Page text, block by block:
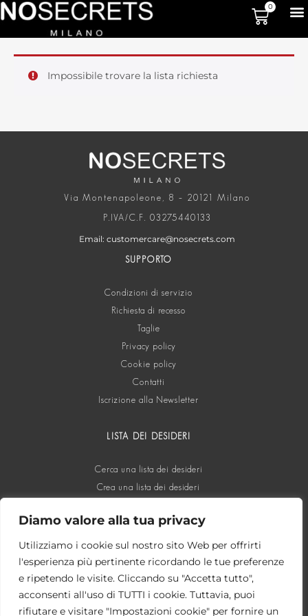
Diamo valore alla tua privacy
Utilizziamo i cookie sul nostro sito Web per offrirti
l'esperienza più pertinente ricordando le tue preferenze
e ripetendo le visite. Cliccando su "Accetta tutto",
acconsenti all'uso di TUTTI i cookie. Tuttavia, puoi
rifiutare e visitare "Impostazioni cookie" per fornire un
0
Impossibile trovare la lista richiesta
Via Montenapoleone, 8 – 20121 Milano
P.IVA/C.F. 03275440133
Email: customercare@nosecrets.com
SUPPORTO
Condizioni di servizio
Richiesta di recesso
Taglie
Privacy policy
Cookie policy
Contatti
Iscrizione alla Newsletter
LISTA DEI DESIDERI
Cerca una lista dei desideri
Crea una lista dei desideri
SOCIAL